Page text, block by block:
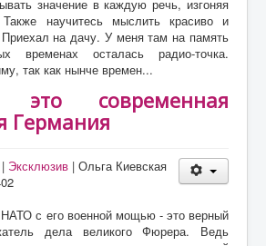
значение в каждую речь, изгоняя
научитесь мыслить красиво и
Приехал на дачу. У меня там на память
временах осталась радио-точка.
так как нынче времен...
современная
Германия
| Эксклюзив |Ольга Киевская
с его военной мощью - это верный
дела великого Фюрера. Ведь